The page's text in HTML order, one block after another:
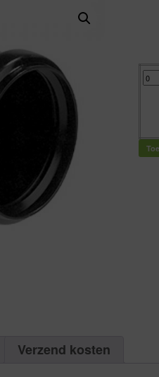
Solydo
32
mm
Verzend kosten